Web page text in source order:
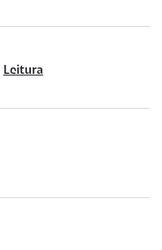
Leitura